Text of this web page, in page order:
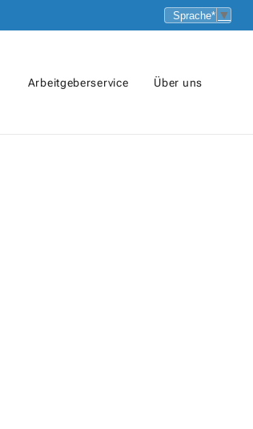
▼
Arbeitgeberservice Über uns